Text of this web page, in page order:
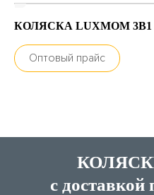
КОЛЯСКА LUXMOM 3В1
Оптовый прайс
с доставкой